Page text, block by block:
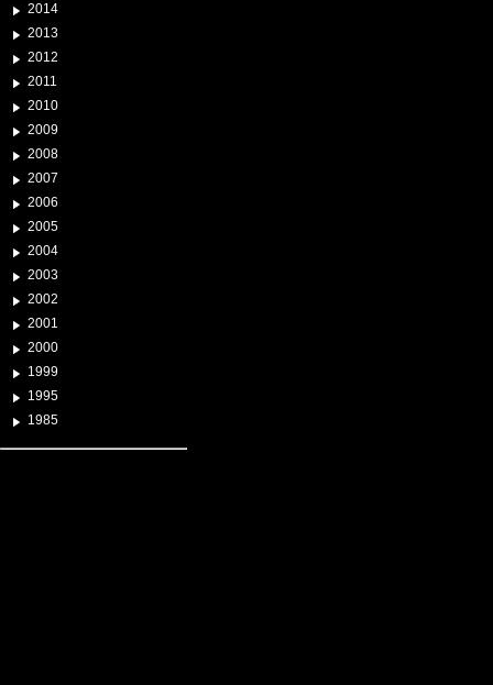
2014
2013
2012
2011
2010
2009
2008
2007
2006
2005
2004
2003
2002
2001
2000
1999
1995
1985